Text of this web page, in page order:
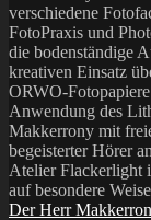
verschiedene
FotoPraxis und
die bodenständige
kreativen Einsatz
ORWO-
Anwendung des
Makkerrony mit
begeisterter Hörer
Atelier Flackerlight
auf besondere
Der Herr